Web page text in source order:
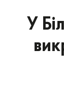
У